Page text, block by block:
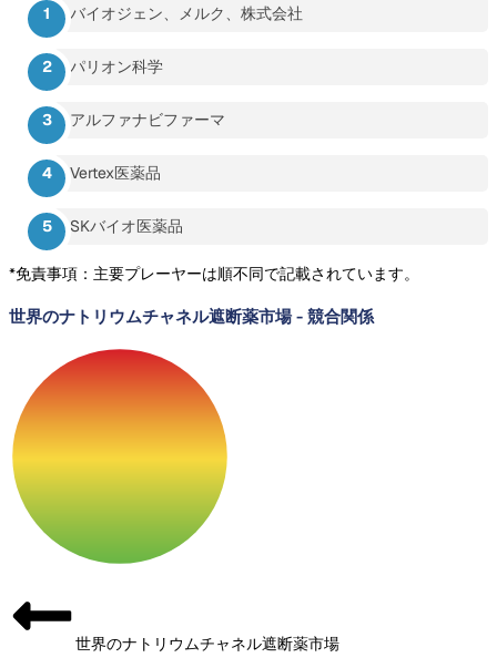
バイオジェン、メルク、株式会社
パリオン科学
アルファナビファーマ
Vertex医薬品
SKバイオ医薬品
*免責事項：主要プレーヤーは順不同で記載されています。
世界のナトリウムチャネル遮断薬市場- 競合関係
世界のナトリウムチャネル遮断薬市場